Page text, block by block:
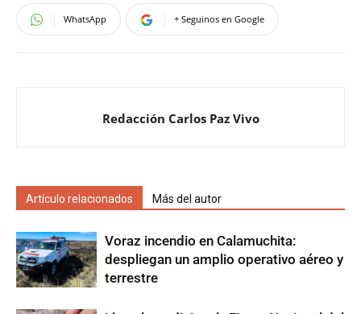
WhatsApp + Seguinos en Google
Redacción Carlos Paz Vivo
Artículo relacionados Más del autor
Voraz incendio en Calamuchita:
despliegan un amplio operativo aéreo y
terrestre